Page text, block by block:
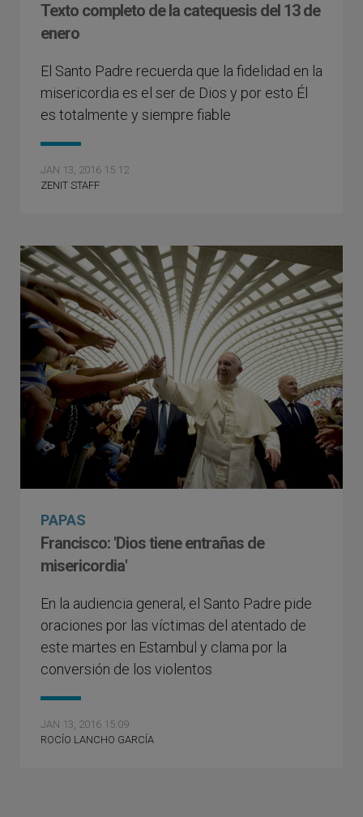
Texto completo de la catequesis del 13 de
enero
El Santo Padre recuerda que la fidelidad en la
misericordia es el ser de Dios y por esto Él
es totalmente y siempre fiable
JAN 13, 2016 15:12
ZENIT STAFF
PAPAS
Francisco: 'Dios tiene entrañas de
misericordia'
En la audiencia general, el Santo Padre pide
oraciones por las víctimas del atentado de
este martes en Estambul y clama por la
conversión de los violentos
JAN 13, 2016 15:09
ROCÍO LANCHO GARCÍA